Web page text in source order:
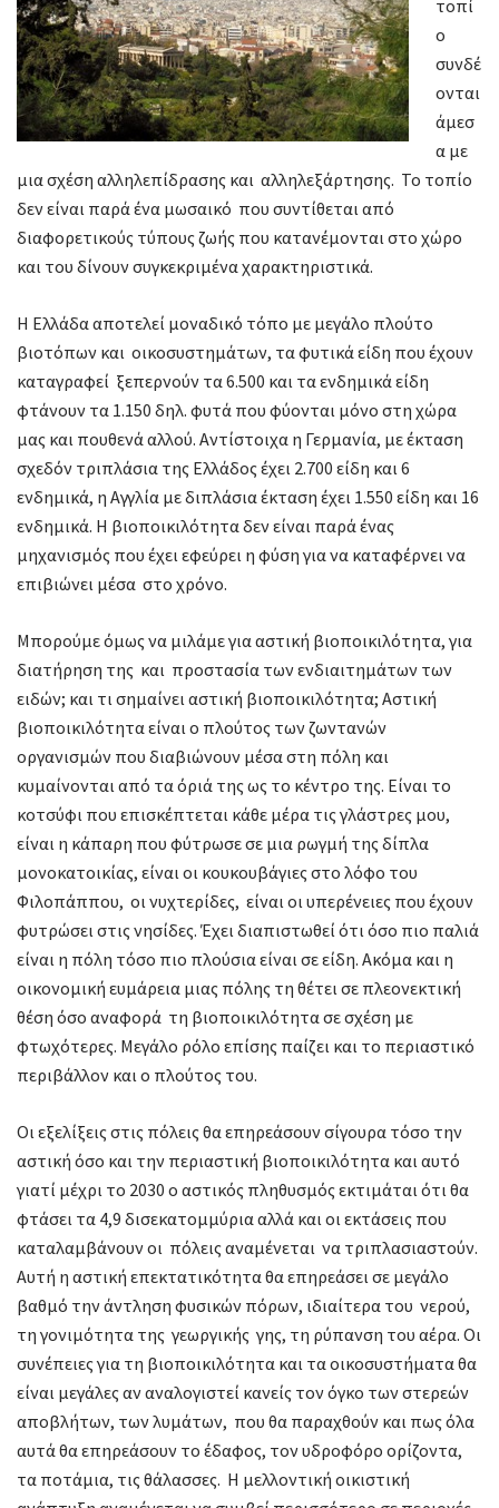
τοπί
ο
συνδέ
ονται
άμεσ
α με
μια σχέση αλληλεπίδρασης και αλληλεξάρτησης. Το τοπίο
δεν είναι παρά ένα μωσαικό που συντίθεται από
διαφορετικούς τύπους ζωής που κατανέμονται στο χώρο
και του δίνουν συγκεκριμένα χαρακτηριστικά.
Η Ελλάδα αποτελεί μοναδικό τόπο με μεγάλο πλούτο
βιοτόπων και οικοσυστημάτων, τα φυτικά είδη που έχουν
καταγραφεί ξεπερνούν τα 6.500 και τα ενδημικά είδη
φτάνουν τα 1.150 δηλ. φυτά που φύονται μόνο στη χώρα
μας και πουθενά αλλού. Αντίστοιχα η Γερμανία, με έκταση
σχεδόν τριπλάσια της Ελλάδος έχει 2.700 είδη και 6
ενδημικά, η Αγγλία με διπλάσια έκταση έχει 1.550 είδη και 16
ενδημικά. Η βιοποικιλότητα δεν είναι παρά ένας
μηχανισμός που έχει εφεύρει η φύση για να καταφέρνει να
επιβιώνει μέσα στο χρόνο.
Μπορούμε όμως να μιλάμε για αστική βιοποικιλότητα, για
διατήρηση της και προστασία των ενδιαιτημάτων των
ειδών; και τι σημαίνει αστική βιοποικιλότητα; Αστική
βιοποικιλότητα είναι ο πλούτος των ζωντανών
οργανισμών που διαβιώνουν μέσα στη πόλη και
κυμαίνονται από τα όριά της ως το κέντρο της. Είναι το
κοτσύφι που επισκέπτεται κάθε μέρα τις γλάστρες μου,
είναι η κάπαρη που φύτρωσε σε μια ρωγμή της δίπλα
μονοκατοικίας, είναι οι κουκουβάγιες στο λόφο του
Φιλοπάππου, οι νυχτερίδες, είναι οι υπερένειες που έχουν
φυτρώσει στις νησίδες. Έχει διαπιστωθεί ότι όσο πιο παλιά
είναι η πόλη τόσο πιο πλούσια είναι σε είδη. Ακόμα και η
οικονομική ευμάρεια μιας πόλης τη θέτει σε πλεονεκτική
θέση όσο αναφορά τη βιοποικιλότητα σε σχέση με
φτωχότερες. Μεγάλο ρόλο επίσης παίζει και το περιαστικό
περιβάλλον και ο πλούτος του.
Οι εξελίξεις στις πόλεις θα επηρεάσουν σίγουρα τόσο την
αστική όσο και την περιαστική βιοποικιλότητα και αυτό
γιατί μέχρι το 2030 ο αστικός πληθυσμός εκτιμάται ότι θα
φτάσει τα 4,9 δισεκατομμύρια αλλά και οι εκτάσεις που
καταλαμβάνουν οι πόλεις αναμένεται να τριπλασιαστούν.
Αυτή η αστική επεκτατικότητα θα επηρεάσει σε μεγάλο
βαθμό την άντληση φυσικών πόρων, ιδιαίτερα του νερού,
τη γονιμότητα της γεωργικής γης, τη ρύπανση του αέρα. Οι
συνέπειες για τη βιοποικιλότητα και τα οικοσυστήματα θα
είναι μεγάλες αν αναλογιστεί κανείς τον όγκο των στερεών
αποβλήτων, των λυμάτων, που θα παραχθούν και πως όλα
αυτά θα επηρεάσουν το έδαφος, τον υδροφόρο ορίζοντα,
τα ποτάμια, τις θάλασσες. Η μελλοντική οικιστική